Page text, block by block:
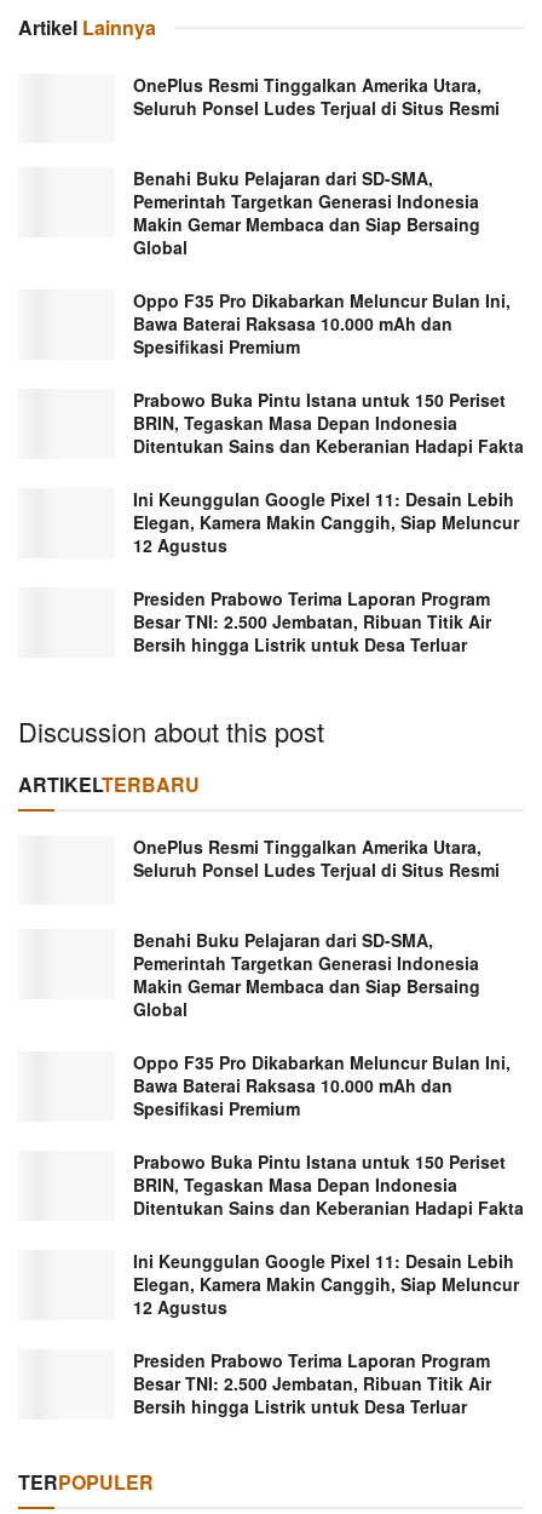
Artikel Lainnya
OnePlus Resmi Tinggalkan Amerika Utara,
Seluruh Ponsel Ludes Terjual di Situs Resmi
Benahi Buku Pelajaran dari SD-SMA,
Pemerintah Targetkan Generasi Indonesia
Makin Gemar Membaca dan Siap Bersaing
Global
Oppo F35 Pro Dikabarkan Meluncur Bulan Ini,
Bawa Baterai Raksasa 10.000 mAh dan
Spesifikasi Premium
Prabowo Buka Pintu Istana untuk 150 Periset
BRIN, Tegaskan Masa Depan Indonesia
Ditentukan Sains dan Keberanian Hadapi Fakta
Ini Keunggulan Google Pixel 11: Desain Lebih
Elegan, Kamera Makin Canggih, Siap Meluncur
12 Agustus
Presiden Prabowo Terima Laporan Program
Besar TNI: 2.500 Jembatan, Ribuan Titik Air
Bersih hingga Listrik untuk Desa Terluar
Discussion about this post
ARTIKELTERBARU
OnePlus Resmi Tinggalkan Amerika Utara,
Seluruh Ponsel Ludes Terjual di Situs Resmi
Benahi Buku Pelajaran dari SD-SMA,
Pemerintah Targetkan Generasi Indonesia
Makin Gemar Membaca dan Siap Bersaing
Global
Oppo F35 Pro Dikabarkan Meluncur Bulan Ini,
Bawa Baterai Raksasa 10.000 mAh dan
Spesifikasi Premium
Prabowo Buka Pintu Istana untuk 150 Periset
BRIN, Tegaskan Masa Depan Indonesia
Ditentukan Sains dan Keberanian Hadapi Fakta
Ini Keunggulan Google Pixel 11: Desain Lebih
Elegan, Kamera Makin Canggih, Siap Meluncur
12 Agustus
Presiden Prabowo Terima Laporan Program
Besar TNI: 2.500 Jembatan, Ribuan Titik Air
Bersih hingga Listrik untuk Desa Terluar
TERPOPULER